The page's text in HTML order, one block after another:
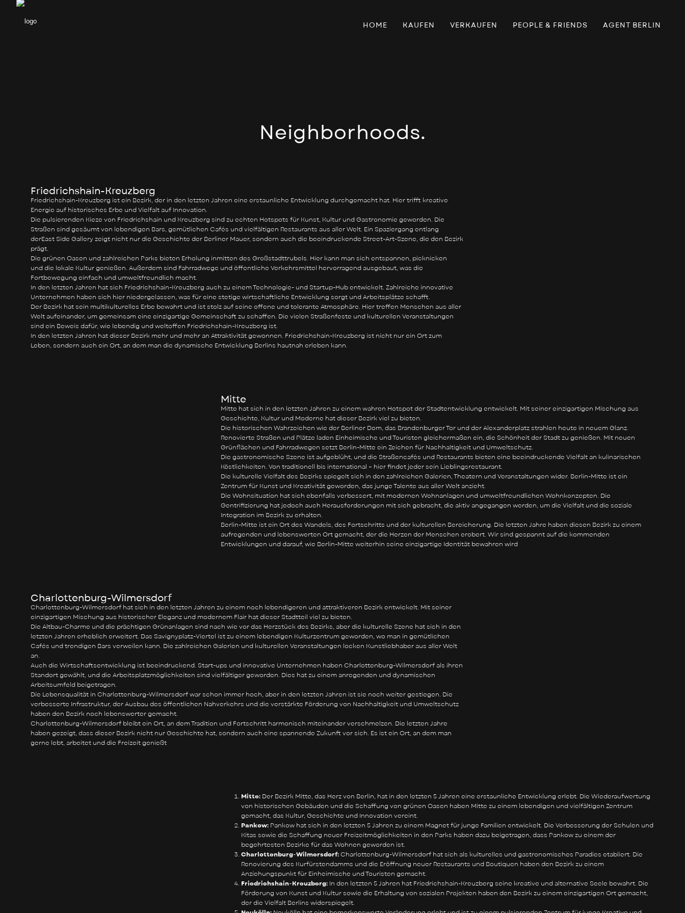
HOME KAUFEN VERKAUFEN PEOPLE & FRIENDS AGENT BERLIN
Neighborhoods.
Friedrichshain-Kreuzberg
Friedrichshain-Kreuzberg ist ein Bezirk, der in den letzten Jahren eine erstaunliche Entwicklung durchgemacht hat. Hier trifft kreative
Energie auf historisches Erbe und Vielfalt auf Innovation.
Die pulsierenden Kieze von Friedrichshain und Kreuzberg sind zu echten Hotspots für Kunst, Kultur und Gastronomie geworden. Die
Straßen sind gesäumt von lebendigen Bars, gemütlichen Cafés und vielfältigen Restaurants aus aller Welt. Ein Spaziergang entlang
derEast Side Gallery zeigt nicht nur die Geschichte der Berliner Mauer, sondern auch die beeindruckende Street-Art-Szene, die den Bezirk
prägt.
Die grünen Oasen und zahlreichen Parks bieten Erholung inmitten des Großstadttrubels. Hier kann man sich entspannen, picknicken
und die lokale Kultur genießen. Außerdem sind Fahrradwege und öffentliche Verkehrsmittel hervorragend ausgebaut, was die
Fortbewegung einfach und umweltfreundlich macht.
In den letzten Jahren hat sich Friedrichshain-Kreuzberg auch zu einem Technologie- und Startup-Hub entwickelt. Zahlreiche innovative
Unternehmen haben sich hier niedergelassen, was für eine stetige wirtschaftliche Entwicklung sorgt und Arbeitsplätze schafft.
Der Bezirk hat sein multikulturelles Erbe bewahrt und ist stolz auf seine offene und tolerante Atmosphäre. Hier treffen Menschen aus aller
Welt aufeinander, um gemeinsam eine einzigartige Gemeinschaft zu schaffen. Die vielen Straßenfeste und kulturellen Veranstaltungen
sind ein Beweis dafür, wie lebendig und weltoffen Friedrichshain-Kreuzberg ist.
In den letzten Jahren hat dieser Bezirk mehr und mehr an Attraktivität gewonnen. Friedrichshain-Kreuzberg ist nicht nur ein Ort zum
Leben, sondern auch ein Ort, an dem man die dynamische Entwicklung Berlins hautnah erleben kann.
Mitte
Mitte hat sich in den letzten Jahren zu einem wahren Hotspot der Stadtentwicklung entwickelt. Mit seiner einzigartigen Mischung aus
Geschichte, Kultur und Moderne hat dieser Bezirk viel zu bieten.
Die historischen Wahrzeichen wie der Berliner Dom, das Brandenburger Tor und der Alexanderplatz strahlen heute in neuem Glanz.
Renovierte Straßen und Plätze laden Einheimische und Touristen gleichermaßen ein, die Schönheit der Stadt zu genießen. Mit neuen
Grünflächen und Fahrradwegen setzt Berlin-Mitte ein Zeichen für Nachhaltigkeit und Umweltschutz.
Die gastronomische Szene ist aufgeblüht, und die Straßencafés und Restaurants bieten eine beeindruckende Vielfalt an kulinarischen
Köstlichkeiten. Von traditionell bis international – hier findet jeder sein Lieblingsrestaurant.
Die kulturelle Vielfalt des Bezirks spiegelt sich in den zahlreichen Galerien, Theatern und Veranstaltungen wider. Berlin-Mitte ist ein
Zentrum für Kunst und Kreativität geworden, das junge Talente aus aller Welt anzieht.
Die Wohnsituation hat sich ebenfalls verbessert, mit modernen Wohnanlagen und umweltfreundlichen Wohnkonzepten. Die
Gentrifizierung hat jedoch auch Herausforderungen mit sich gebracht, die aktiv angegangen werden, um die Vielfalt und die soziale
Integration im Bezirk zu erhalten.
Berlin-Mitte ist ein Ort des Wandels, des Fortschritts und der kulturellen Bereicherung. Die letzten Jahre haben diesen Bezirk zu einem
aufregenden und lebenswerten Ort gemacht, der die Herzen der Menschen erobert. Wir sind gespannt auf die kommenden
Entwicklungen und darauf, wie Berlin-Mitte weiterhin seine einzigartige Identität bewahren wird
Charlottenburg-Wilmersdorf
Charlottenburg-Wilmersdorf hat sich in den letzten Jahren zu einem noch lebendigeren und attraktiveren Bezirk entwickelt. Mit seiner
einzigartigen Mischung aus historischer Eleganz und modernem Flair hat dieser Stadtteil viel zu bieten.
Die Altbau-Charme und die prächtigen Grünanlagen sind nach wie vor das Herzstück des Bezirks, aber die kulturelle Szene hat sich in den
letzten Jahren erheblich erweitert. Das Savignyplatz-Viertel ist zu einem lebendigen Kulturzentrum geworden, wo man in gemütlichen
Cafés und trendigen Bars verweilen kann. Die zahlreichen Galerien und kulturellen Veranstaltungen locken Kunstliebhaber aus aller Welt
an.
Auch die Wirtschaftsentwicklung ist beeindruckend. Start-ups und innovative Unternehmen haben Charlottenburg-Wilmersdorf als ihren
Standort gewählt, und die Arbeitsplatzmöglichkeiten sind vielfältiger geworden. Dies hat zu einem anregenden und dynamischen
Arbeitsumfeld beigetragen.
Die Lebensqualität in Charlottenburg-Wilmersdorf war schon immer hoch, aber in den letzten Jahren ist sie noch weiter gestiegen. Die
verbesserte Infrastruktur, der Ausbau des öffentlichen Nahverkehrs und die verstärkte Förderung von Nachhaltigkeit und Umweltschutz
haben den Bezirk noch lebenswerter gemacht.
Charlottenburg-Wilmersdorf bleibt ein Ort, an dem Tradition und Fortschritt harmonisch miteinander verschmelzen. Die letzten Jahre
haben gezeigt, dass dieser Bezirk nicht nur Geschichte hat, sondern auch eine spannende Zukunft vor sich. Es ist ein Ort, an dem man
gerne lebt, arbeitet und die Freizeit genießt
Mitte: Der Bezirk Mitte, das Herz von Berlin, hat in den letzten 5 Jahren eine erstaunliche Entwicklung erlebt. Die Wiederaufwertung
von historischen Gebäuden und die Schaffung von grünen Oasen haben Mitte zu einem lebendigen und vielfältigen Zentrum
gemacht, das Kultur, Geschichte und Innovation vereint.
Pankow: Pankow hat sich in den letzten 5 Jahren zu einem Magnet für junge Familien entwickelt. Die Verbesserung der Schulen und
Kitas sowie die Schaffung neuer Freizeitmöglichkeiten in den Parks haben dazu beigetragen, dass Pankow zu einem der
begehrtesten Bezirke für das Wohnen geworden ist.
Charlottenburg-Wilmersdorf:Charlottenburg-Wilmersdorf hat sich als kulturelles und gastronomisches Paradies etabliert. Die
Renovierung des Kurfürstendamms und die Eröffnung neuer Restaurants und Boutiquen haben den Bezirk zu einem
Anziehungspunkt für Einheimische und Touristen gemacht.
Friedrichshain-Kreuzberg: In den letzten 5 Jahren hat Friedrichshain-Kreuzberg seine kreative und alternative Seele bewahrt. Die
Förderung von Kunst und Kultur sowie die Erhaltung von sozialen Projekten haben den Bezirk zu einem einzigartigen Ort gemacht,
der die Vielfalt Berlins widerspiegelt.